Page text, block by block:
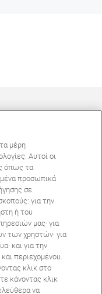
| 2024
μέρη
Αυτοί οι
όπως τα
προσωπικά
σε
για την
ή του
μας· για
των χρηστών· για
και για την
περιεχομένου.
κλικ στο
κάνοντας κλικ
να